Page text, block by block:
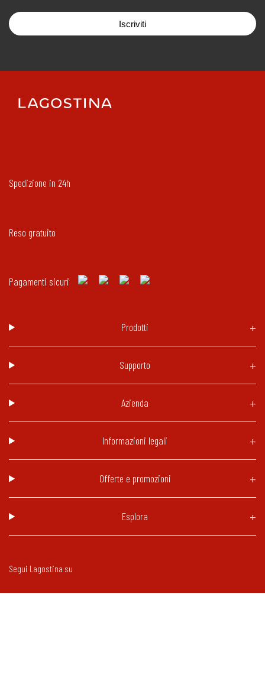
Iscriviti
Spedizione in 24h
Reso gratuito
Pagamenti sicuri
Prodotti
Supporto
Azienda
Informazioni legali
Offerte e promozioni
Esplora
Segui Lagostina su